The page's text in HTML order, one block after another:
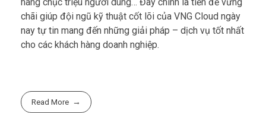
hàng chục triệu người dùng… Đây chính là tiền đề vững
chãi giúp đội ngũ kỹ thuật cốt lõi của VNG Cloud ngày
nay tự tin mang đến những giải pháp – dịch vụ tốt nhất
cho các khách hàng doanh nghiệp.
Read More